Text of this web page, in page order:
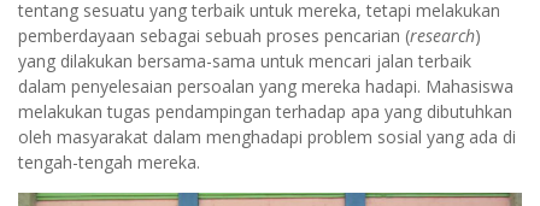
tentang sesuatu yang terbaik untuk mereka, tetapi melakukan
pemberdayaan sebagai sebuah proses pencarian (research)
yang dilakukan bersama-sama untuk mencari jalan terbaik
dalam penyelesaian persoalan yang mereka hadapi. Mahasiswa
melakukan tugas pendampingan terhadap apa yang dibutuhkan
oleh masyarakat dalam menghadapi problem sosial yang ada di
tengah-tengah mereka.